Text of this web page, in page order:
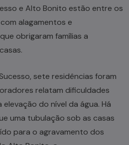
e Alto Bonito estão entre os
alagamentos e
obrigaram famílias a
sete residências foram
relatam dificuldades
do nível da água. Há
uma tubulação sob as casas
para o agravamento dos